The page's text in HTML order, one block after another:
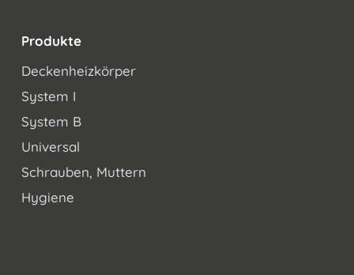
Produkte
Deckenheizkörper
System I
System B
Universal
Schrauben, Muttern
Hygiene